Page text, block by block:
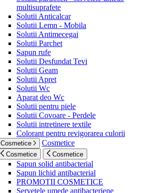
multisuprafete
Solutii Anticalcar
Solutii Lemn - Mobila
Solutii Antimecegai
Solutii Parchet
Sapun rufe
Solutii Desfundat Tevi
Solutii Geam
Solutii Apret
Solutii Wc
Aparat deo Wc
Solutii pentru piele
Solutii Covoare - Perdele
Solutii intretinere textile
Colorant pentru revigorarea culorii
Cosmetice Cosmetice
Cosmetice Cosmetice
Sapun solid antibacterial
Sapun lichid antibacterial
PROMOTII COSMETICE
Servetele umede antibacteriene